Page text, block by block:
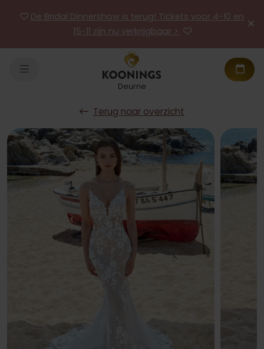
De Bridal Dinnershow is terug! Tickets voor 4-10 en
15-11 zijn nu verkrijgbaar >
Deurne
Terug naar overzicht